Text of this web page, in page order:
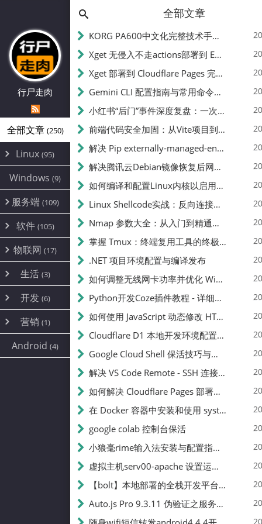
行尸走肉
全部文章 (250)
Linux (95)
Alpine
CentOS(17)
Debian(24)
ProxmoxVE
Ubuntu(7)
Windows (9)
服务端 (109)
环境配置
DD重装(3)
加速优化(34)
面板(12)
容器
游戏 (7)
饥荒(7)
云服务商(4)
WEB源码(6)
建站(5)
软件 (105)
安全(12)
办公(4)
图片 (2)
文件
系统 (35)
AI(10)
物联网 (17)
路由器
随身wifi(1)
mobile(14)
刷机
magisk
生活 (3)
线报
sim卡(1)
开发 (6)
编译
JavaScript(2)
python(2)
营销 (1)
公关(1)
SEO(1)
Android (4)
全部文章
KORG PA600中文化完整技术手册 - 从逆向到实现的全流程指南
Xget 无侵入不走actions部署到 EdgeOne Pages 指南
Xget 部署到 Cloudflare Pages 完整指南 - 无需修改源码的构建配置
Gemini CLI 配置指南与常用命令中文翻译 | API Key、MCP、代理设置
小红书“后门”事件深度复盘：一次沉默危机下的品牌、技术与流程三重考验
前端代码安全加固：从Vite项目到纯静态页面的深度混淆技术备忘
解决 Pip externally-managed-environment 错误：临时与永久绕过方案
解决腾讯云Debian镜像恢复后网络不通问题
如何编译和配置Linux内核以启用BBR2 | 内核编译教程
Linux Shellcode实战：反向连接、持久化、免杀技术详解（MSF,Cobalt Strike）- 从原理到C加载器实现
Nmap 参数大全：从入门到精通，掌握网络扫描的核心技巧
掌握 Tmux：终端复用工具的终极指南
.NET 项目环境配置与编译发布
如何调整无线网卡功率并优化 Wifite 的功率设置
Python开发Coze插件教程 - 详细步骤与注意事项
如何使用 JavaScript 动态修改 HTML 中的权限文本 | 前端开发教程
Cloudflare D1 本地开发环境配置指南 | CF Pages Local Development Guide
Google Cloud Shell 保活技巧与配额时间查看方法
解决 VS Code Remote - SSH 连接失败问题：从权限问题到成功启动
如何解决 Cloudflare Pages 部署中的 API Token 权限问题
在 Docker 容器中安装和使用 systemctl 的完整指南
google colab 控制台保活
小狼毫rime输入法安装与配置指南：从基础到高级自定义
虚拟主机serv00-apache 设置运行目录
【bolt】本地部署的全栈开发平台，支持本地及众多API，本地一键生成应用，部署教程
Auto.js Pro 9.3.11 伪验证之服务器接口 Nginx 版
📝
250
篇文章
✍️
231k
总字数
👥